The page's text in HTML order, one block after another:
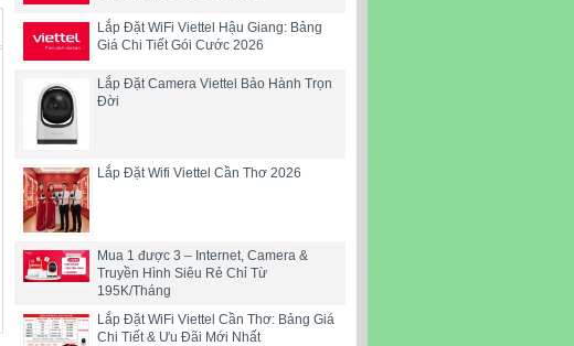
Lắp Đặt WiFi Viettel Hậu Giang: Bảng
Giá Chi Tiết Gói Cước 2026
Lắp Đặt Camera Viettel Bảo Hành Trọn
Đời
Lắp Đặt Wifi Viettel Cần Thơ 2026
Mua 1 được 3 – Internet, Camera &
Truyền Hình Siêu Rẻ Chỉ Từ
195K/Tháng
Lắp Đặt WiFi Viettel Cần Thơ: Bảng Giá
Chi Tiết & Ưu Đãi Mới Nhất